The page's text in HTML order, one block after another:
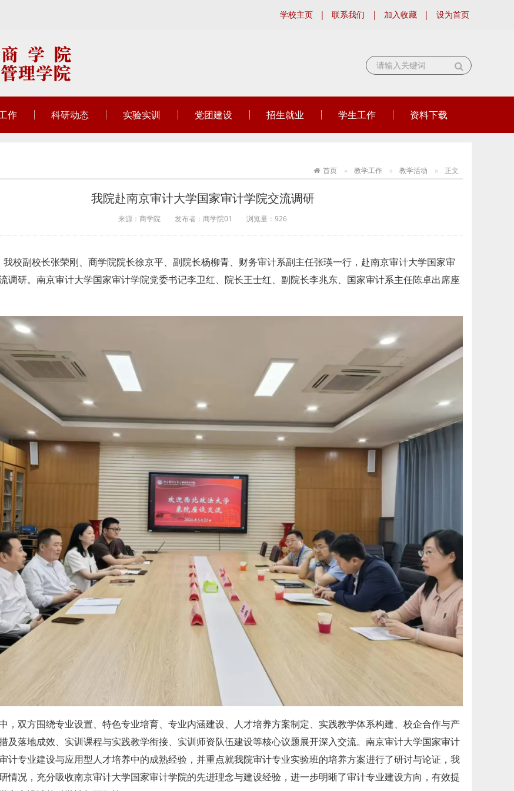
学校主页 | 联系我们 | 加入收藏 | 设为首页
作 科研动态 实验实训 党团建设 招生就业 学生工作 资料下载
首页 教学工作 教学活动 正文
我院赴南京审计大学国家审计学院交流调研
来源：商学院 发布者：商学院01 浏览量： 926
我校副校长张荣刚、商学院院长徐京平、副院长杨柳青、财务审计系副主任张瑛一行，赴南京审计大学国家审
调研。南京审计大学国家审计学院党委书记李卫红、院长王士红、副院长李兆东、国家审计系主任陈卓出席座
，双方围绕专业设置、特色专业培育、专业内涵建设、人才培养方案制定、实践教学体系构建、校企合作与产
及落地成效、实训课程与实践教学衔接、实训师资队伍建设等核心议题展开深入交流。南京审计大学国家审计
计专业建设与应用型人才培养中的成熟经验，并重点就我院审计专业实验班的培养方案进行了研讨与论证，我
情况，充分吸收南京审计大学国家审计学院的先进理念与建设经验，进一步明晰了审计专业建设方向，有效提